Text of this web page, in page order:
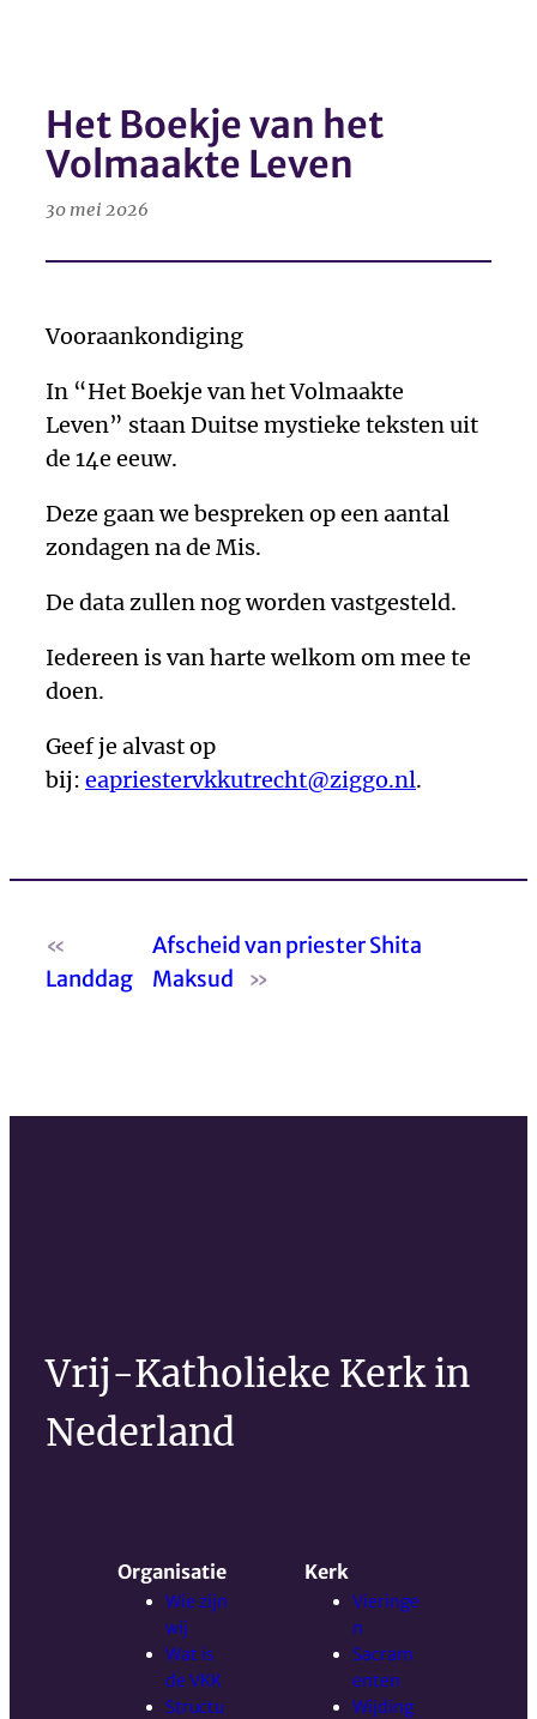
inhoud
Het Boekje van het
Volmaakte Leven
30 mei 2026
Vooraankondiging
In “Het Boekje van het Volmaakte
Leven” staan Duitse mystieke teksten uit
de 14e eeuw.
Deze gaan we bespreken op een aantal
zondagen na de Mis.
De data zullen nog worden vastgesteld.
Iedereen is van harte welkom om mee te
doen.
Geef je alvast op
bij: eapriestervkkutrecht@ziggo.nl.
«
Landdag
Afscheid van priester Shita
Maksud
»
Vrij-Katholieke Kerk in
Nederland
Organisatie
Wie zijn
wij
Wat is
de VKK
Structu
Kerk
Vieringe
n
Sacram
enten
Wijding